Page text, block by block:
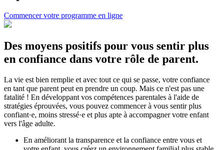
Commencer votre programme en ligne
Des moyens positifs pour vous sentir plus
en confiance dans votre rôle de parent.
La vie est bien remplie et avec tout ce qui se passe, votre confiance
en tant que parent peut en prendre un coup. Mais ce n'est pas une
fatalité ! En développant vos compétences parentales à l'aide de
stratégies éprouvées, vous pouvez commencer à vous sentir plus
confiant·e, moins stressé·e et plus apte à accompagner votre enfant
vers l'âge adulte.
En améliorant la transparence et la confiance entre vous et